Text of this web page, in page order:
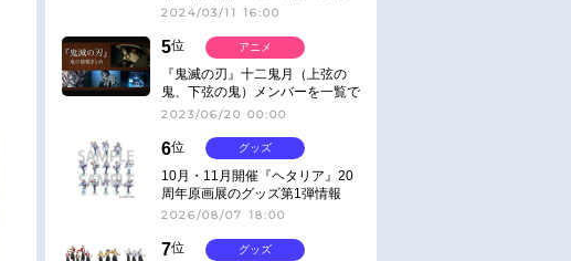
2024/03/11 16:00
5位
『鬼滅の刃』十二鬼月（上弦の
鬼、下弦の鬼）メンバーを一覧で
紹介＆解説（登場鬼の情報まと
2023/06/20 00:00
アニメ
6位
10月・11月開催『ヘタリア』20
周年原画展のグッズ第1弾情報
2026/08/07 18:00
グッズ
7位
グッズ